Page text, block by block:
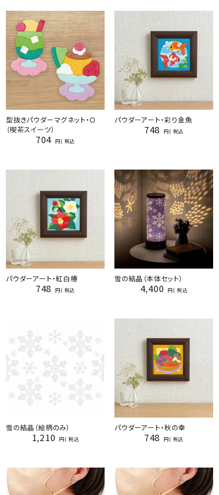
型抜きパウダーマグネット・Ｏ
（喫茶スイーツ）
704 税込
パウダーアート・彩り金魚
748 税込
パウダーアート・紅白椿
748 税込
雪の結晶（本体セット）
4,400 税込
雪の結晶（絵柄のみ）
1,210 税込
パウダーアート・秋の幸
748 税込